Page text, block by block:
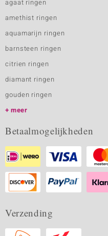
agaat ringen
amethist ringen
aquamarijn ringen
barnsteen ringen
citrien ringen
diamant ringen
gouden ringen
meer
Betaalmogelijkheden
Verzending